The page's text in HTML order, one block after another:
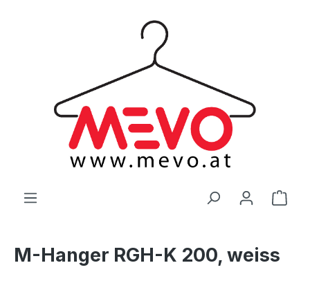
M-Hanger RGH-K 200, weiss